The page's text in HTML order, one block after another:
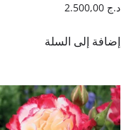
د.ج
إضافة إلى السلة